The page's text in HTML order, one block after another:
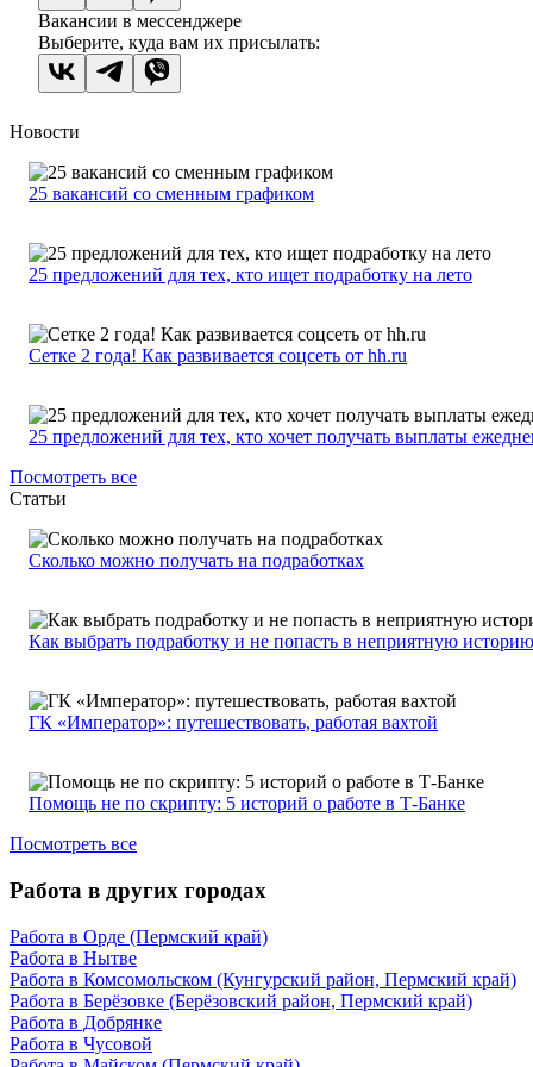
Вакансии в мессенджере
Выберите, куда вам их присылать:
Новости
25 вакансий со сменным графиком
25 предложений для тех, кто ищет подработку на лето
Сетке 2 года! Как развивается соцсеть от hh.ru
25 предложений для тех, кто хочет получать выплаты
Посмотреть все
Статьи
Сколько можно получать на подработках
Как выбрать подработку и не попасть в неприятную историю
ГК «Император»: путешествовать, работая вахтой
Помощь не по скрипту: 5 историй о работе в Т-Банке
Посмотреть все
Работа в других городах
Работа в Орде (Пермский край)
Работа в Нытве
Работа в Комсомольском (Кунгурский район, Пермский край)
Работа в Берёзовке (Берёзовский район, Пермский край)
Работа в Добрянке
Работа в Чусовой